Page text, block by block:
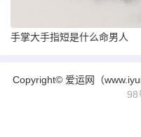
手掌大手指短是什么命男人
Copyright© 爱运网（
98